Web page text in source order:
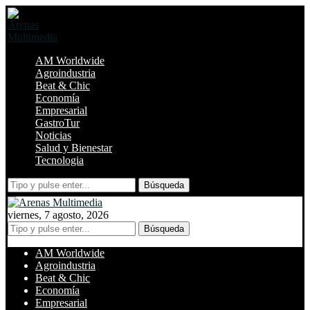
AM Worldwide
Agroindustria
Beat & Chic
Economía
Empresarial
GastroTur
Noticias
Salud y Bienestar
Tecnologia
Búsqueda
viernes, 7 agosto, 2026
Búsqueda
AM Worldwide
Agroindustria
Beat & Chic
Economía
Empresarial